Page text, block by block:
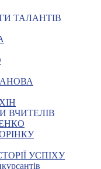
ТАЛАНТІВ
ВЧИТЕЛІВ
УСПІХУ